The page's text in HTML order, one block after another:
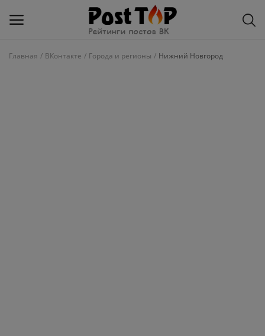
Главная ВКонтакте Города и регионы Нижний Новгород